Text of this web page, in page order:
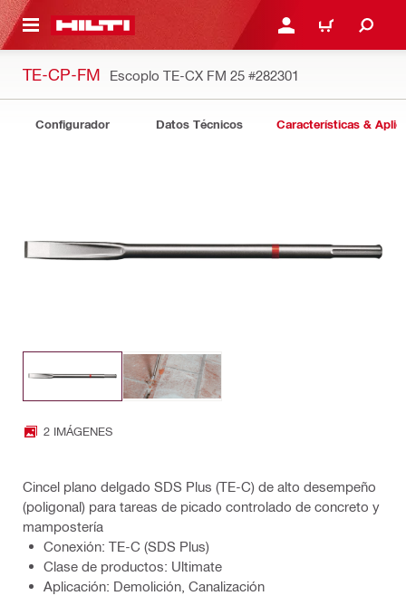
PRINCIPAL INICIE SESIÓN O
CARRITO
TE-CP-FM Escoplo TE-CX FM 25 #282301
Configurador Datos Técnicos Características &
2 IMÁGENES
Cincel plano delgado SDS Plus (TE-C) de alto desempeño
(poligonal) para tareas de picado controlado de concreto y
mampostería
Conexión: TE-C (SDS Plus)
Clase de productos: Ultimate
Aplicación: Demolición, Canalización